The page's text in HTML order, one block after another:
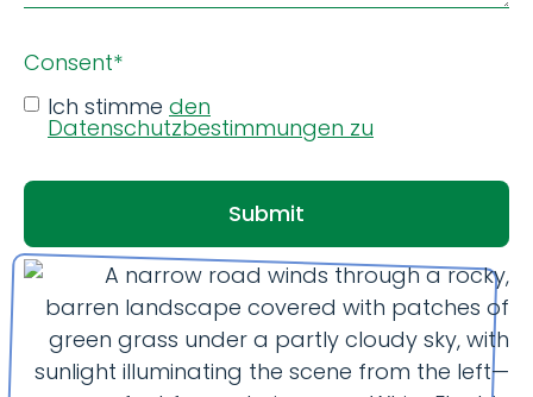
Consent*
Ich stimme den
Datenschutzbestimmungen zu